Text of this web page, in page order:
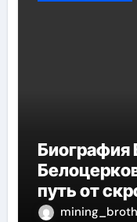
Биография
путь от
mining_broth